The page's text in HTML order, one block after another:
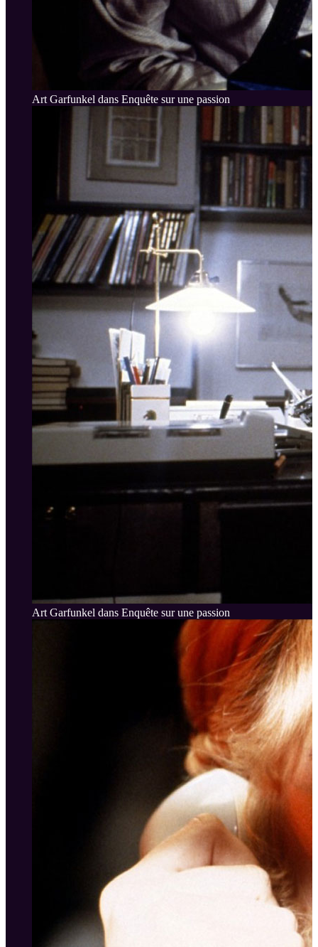
Art Garfunkel dans Enquête sur une passion
Art Garfunkel dans Enquête sur une passion